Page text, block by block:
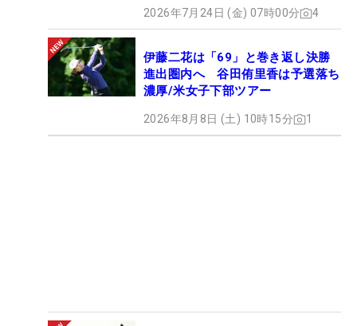
2026年7月24日 (金) 07時00分 4
伊藤二花は「69」と巻き返し決勝
進出圏内へ 谷田侑里香は予選落ち
濃厚/米女子下部ツアー
2026年8月8日 (土) 10時15分 1